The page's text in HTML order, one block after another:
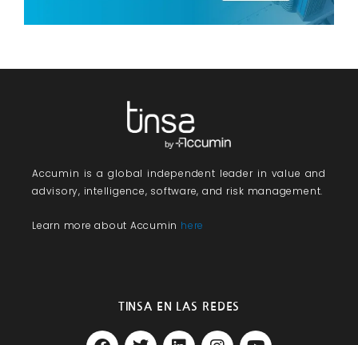
Accumin is a global independent leader in value and
advisory, intelligence, software, and risk management.
Learn more about Accumin here
TINSA EN LAS REDES
F
T
L
I
Y